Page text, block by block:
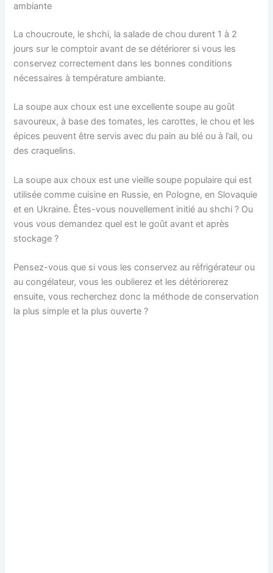
ambiante
La choucroute, le shchi, la salade de chou durent 1 à 2
jours sur le comptoir avant de se détériorer si vous les
conservez correctement dans les bonnes conditions
nécessaires à température ambiante.
La soupe aux choux est une excellente soupe au goût
savoureux, à base des tomates, les carottes, le chou et les
épices peuvent être servis avec du pain au blé ou à l’ail, ou
des craquelins.
La soupe aux choux est une vieille soupe populaire qui est
utilisée comme cuisine en Russie, en Pologne, en Slovaquie
et en Ukraine. Êtes-vous nouvellement initié au shchi ? Ou
vous vous demandez quel est le goût avant et après
stockage ?
Pensez-vous que si vous les conservez au réfrigérateur ou
au congélateur, vous les oublierez et les détériorerez
ensuite, vous recherchez donc la méthode de conservation
la plus simple et la plus ouverte ?